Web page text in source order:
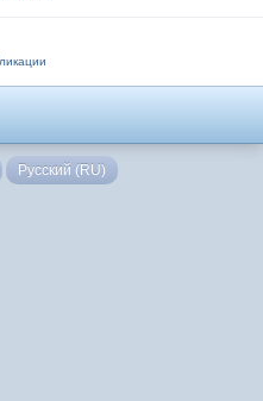
Русский (RU)